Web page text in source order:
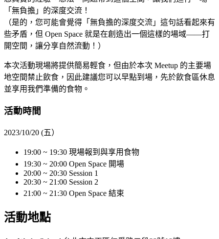
「無負擔」的深度交流！
（是的，您可能會覺得「無負擔的深度交流」這句話看起來有
些矛盾，但 Open Space 就是在創造出一個這樣的場域——打
開空間，讓分享自然流動！）
本次活動現場將提供簡易輕食，但由於本次 Meetup 的主要場
地空間禁止飲食，因此建議您可以早點到場，先於飲食區休息
並享用我們準備的食物。
活動時間
2023/10/20 (五）
19:00 ~ 19:30 現場報到與享用食物
19:30 ~ 20:00 Open Space 開場
20:00 ~ 20:30 Session 1
20:30 ~ 21:00 Session 2
21:00 ~ 21:30 Open Space 結束
活動地點